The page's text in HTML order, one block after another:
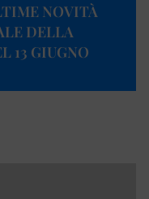
NOVITÀ
DELLA
13 GIUGNO